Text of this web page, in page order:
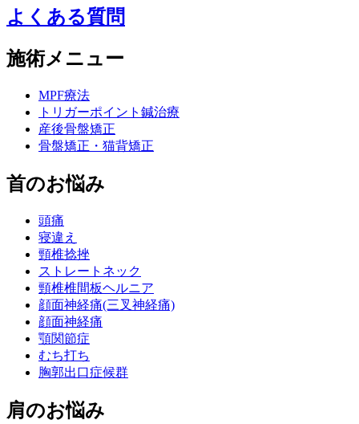
よくある質問
施術メニュー
MPF療法
トリガーポイント鍼治療
産後骨盤矯正
骨盤矯正・猫背矯正
首のお悩み
頭痛
寝違え
頸椎捻挫
ストレートネック
頸椎椎間板ヘルニア
顔面神経痛(三叉神経痛)
顔面神経痛
顎関節症
むち打ち
胸郭出口症候群
肩のお悩み